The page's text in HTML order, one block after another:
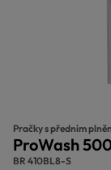
Pračky s předním
ProWash
BR 410BL8-S